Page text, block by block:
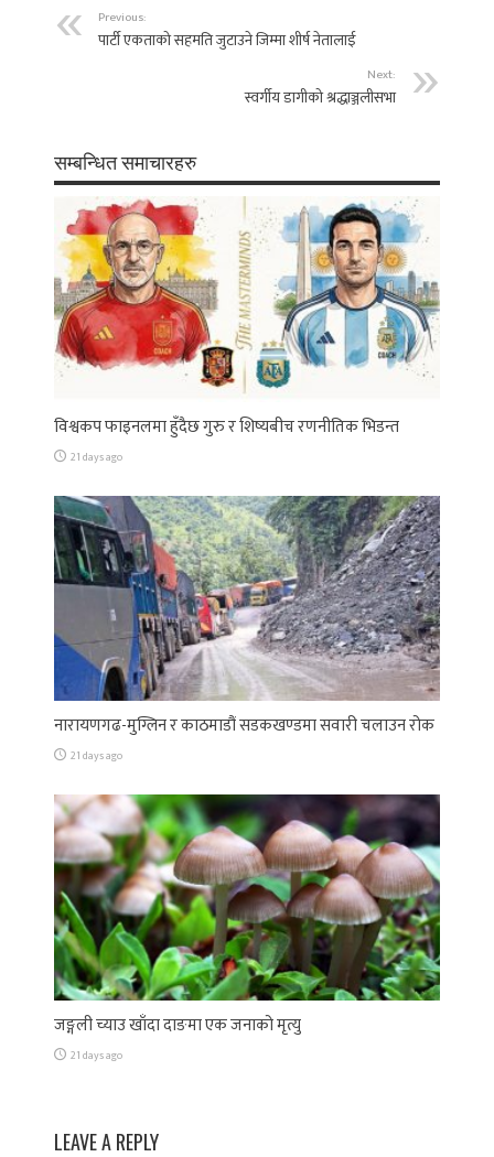
Previous:
पार्टी एकताको सहमति जुटाउने जिम्मा शीर्ष नेतालाई
Next:
स्वर्गीय डागीको श्रद्धाञ्जलीसभा
सम्बन्धित समाचारहरु
विश्वकप फाइनलमा हुँदैछ गुरु र शिष्यबीच रणनीतिक भिडन्त
21 days ago
नारायणगढ-मुग्लिन र काठमाडौं सडकखण्डमा सवारी चलाउन रोक
21 days ago
जङ्गली च्याउ खाँदा दाङमा एक जनाको मृत्यु
21 days ago
LEAVE A REPLY